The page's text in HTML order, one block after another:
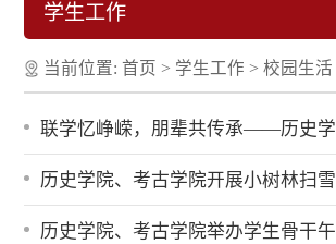
学生工作
当前位置:首页 > 学生工作 >校园生活
联学忆峥嵘，朋辈共传承——历史学院与考古学院本科生党支部开展党团联建主题党日活动
历史学院、考古学院开展小树林扫雪除冰志愿服务
历史学院、考古学院举办学生骨干午餐交流会